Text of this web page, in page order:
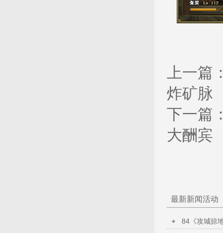
上一篇
炸矿脉
下一篇
大酬宾
最新新闻活动